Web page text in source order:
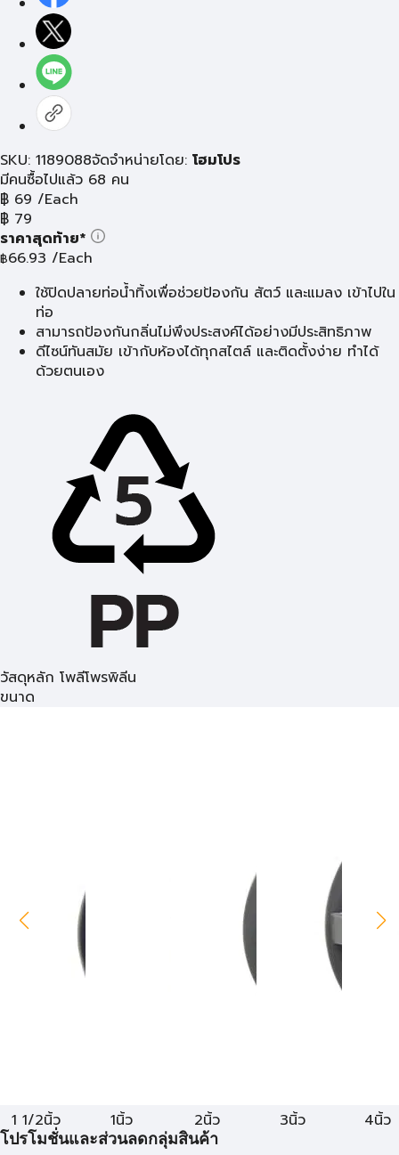
SKU: 1189088จัดจำหน่ายโดย: โฮมโปร
มีคนซื้อไปแล้ว 68 คน
฿ 69 /Each
฿ 79
ราคาสุดท้าย*
฿66.93 /Each
ใช้ปิดปลายท่อน้ำทิ้งเพื่อช่วยป้องกัน สัตว์ และแมลง เข้าไปใน
ท่อ
สามารถป้องกันกลิ่นไม่พึงประสงค์ได้อย่างมีประสิทธิภาพ
ดีไซน์ทันสมัย เข้ากับห้องได้ทุกสไตล์ และติดตั้งง่าย ทำได้
ด้วยตนเอง
วัสดุหลัก โพลีโพรพิลีน
ขนาด
1 1/2นิ้ว 1นิ้ว 2นิ้ว 3นิ้ว 4นิ้ว
โปรโมชั่นและส่วนลดกลุ่มสินค้า